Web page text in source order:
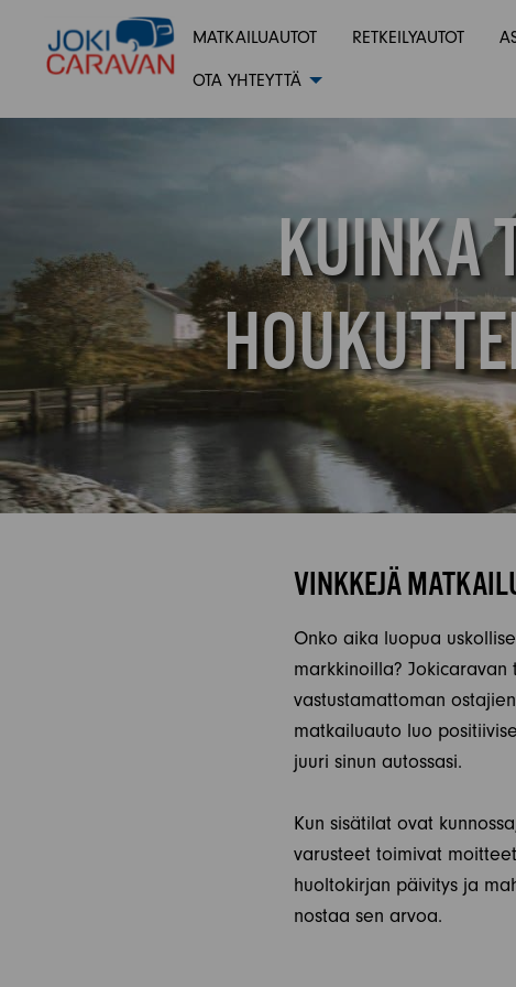
MATKAILUAUTOT RETKEILYAUTOT
OTA YHTEYTTÄ
KUINKA
VINKKEJÄ
Onko aika luopua
markkinoilla?
vastustamattoman
matkailuauto luo
juuri sinun autossasi.
Kun sisätilat ovat
varusteet toimivat
huoltokirjan päivitys ja
nostaa sen arvoa.